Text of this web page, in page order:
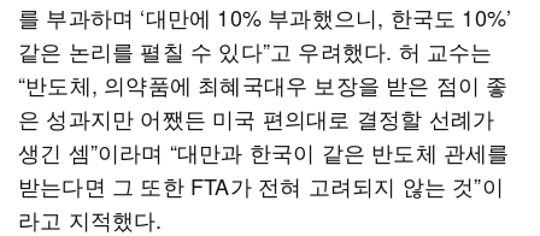
를 부과하며 ‘대만에 10% 부과했으니, 한국도 10%’
같은 논리를 펼칠 수 있다”고 우려했다. 허 교수는
“반도체, 의약품에 최혜국대우 보장을 받은 점이 좋
은 성과지만 어쨌든 미국 편의대로 결정할 선례가
생긴 셈”이라며 “대만과 한국이 같은 반도체 관세를
받는다면 그 또한 FTA가 전혀 고려되지 않는 것”이
라고 지적했다.